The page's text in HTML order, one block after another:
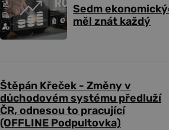
Sedm
měl znát každý
Štěpán Křeček - Změny v
důchodovém systému předluží
ČR, odnesou to pracující
(OFFLINE Podpultovka)